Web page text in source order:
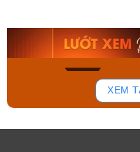
Mua ngay
XEM